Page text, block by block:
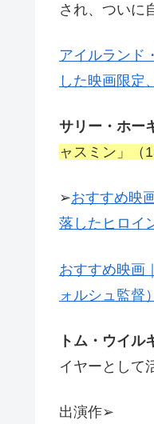
され、ついに
アイルランド
した映画限定
サリー・ホー
ャスミン」（
➢おすすめ映
落したヒロイ
おすすめ映画
ォルシュ監督
トム・ウイル
イヤーとして
出演作➢